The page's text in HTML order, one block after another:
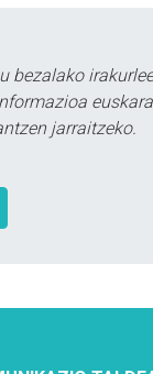
bezalako
jarraitzeko.